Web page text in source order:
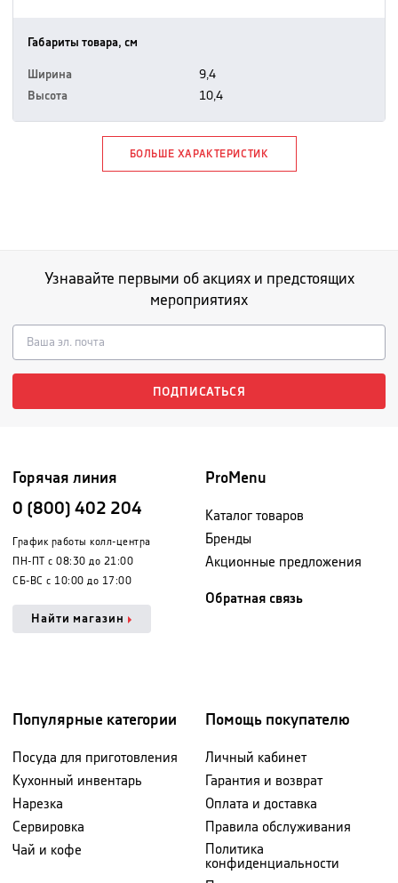
Габариты товара, см
Ширина
9,4
Высота
10,4
БОЛЬШЕ ХАРАКТЕРИСТИК
Узнавайте первыми об акциях и предстоящих
мероприятиях
ПОДПИСАТЬСЯ
Горячая линия
0 (800) 402 204
График работы колл-центра
ПН-ПТ с 08:30 до 21:00
СБ-ВС с 10:00 до 17:00
Найти магазин
ProMenu
Каталог товаров
Бренды
Акционные предложения
Обратная связь
Популярные категории
Посуда для приготовления
Кухонный инвентарь
Нарезка
Сервировка
Чай и кофе
Помощь покупателю
Личный кабинет
Гарантия и возврат
Оплата и доставка
Правила обслуживания
Политика
конфиденциальности